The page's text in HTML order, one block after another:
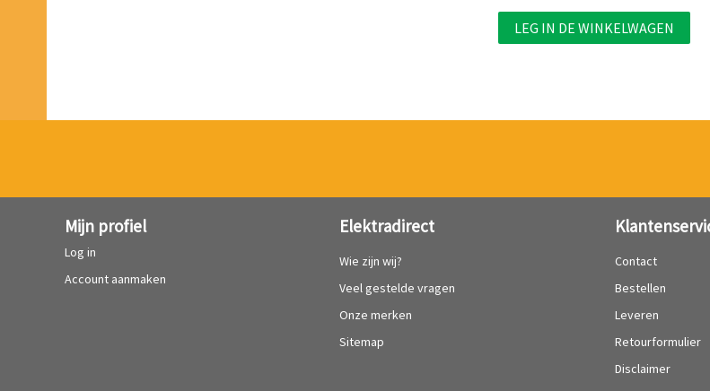
LEG IN DE WINKELWAGEN
Mijn profiel
Log in
Account aanmaken
Elektradirect
Wie zijn wij?
Veel gestelde vragen
Onze merken
Sitemap
Contact
Bestellen
Leveren
Retourformulier
Disclaimer